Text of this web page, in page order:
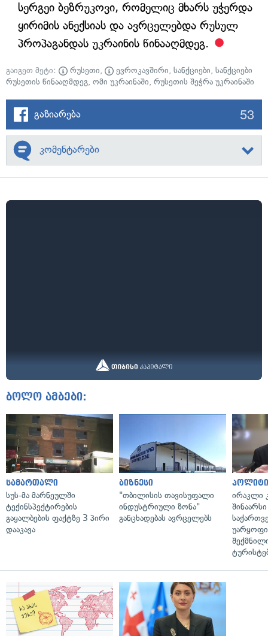
სერგეი ბეზრუკოვი, რომელიც მხარს უჭერდა
ყირიმის ანექსიას და ავრცელებდა რუსულ
პროპაგანდას უკრაინის წინააღმდეგ.
გაიგეთ მეტი: რუსეთი, ევროკავშირი, სანქციები, სანქციები
რუსეთის წინააღმდეგ, ომი უკრაინაში, რუსეთის შეჭრა უკრაინაში
გაზიარება 53
კომენტარები
ბოლო ამბები:
სამართალი
სუს-მა მარნეულში
ტექინსპექტირების
გაყალბების ფაქტზე 3 პირი
დააკავა
ბიზნესი
"თბილისის თავისუფალი
ინდუსტრიული ზონა"
განცხადებას ავრცელებს
ირაკლი